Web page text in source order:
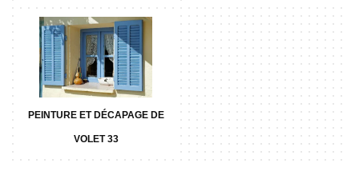
PEINTURE ET DÉCAPAGE DE
VOLET 33